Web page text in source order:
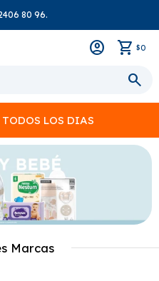
80 96.
$0
TODOS LOS DIAS
Marcas